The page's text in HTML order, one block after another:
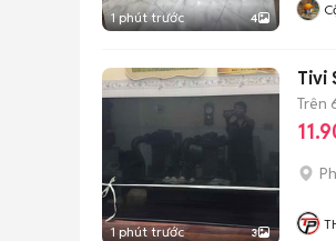
1 phút trước 4
1 phút trước 3
Tivi
Trên